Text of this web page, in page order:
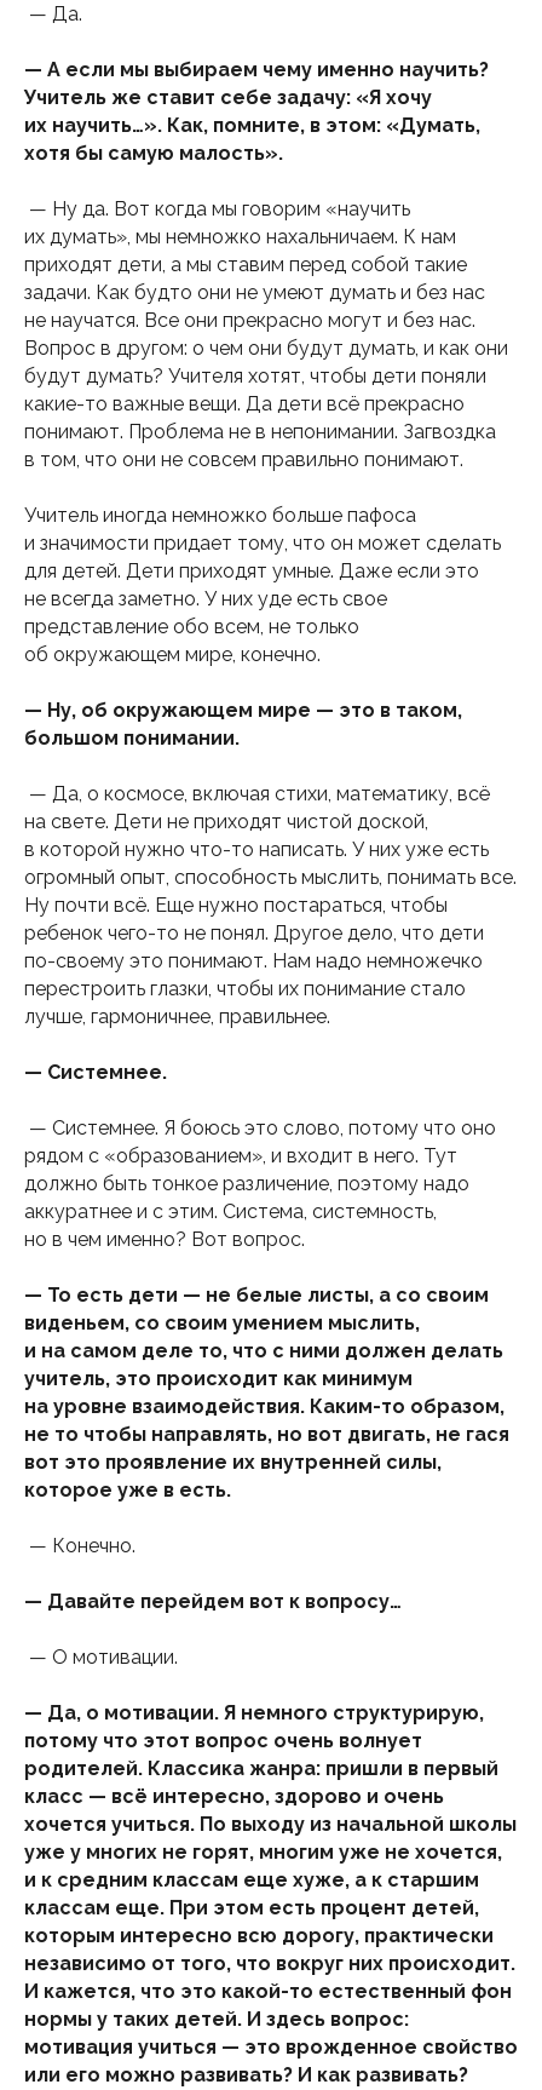
— Да.
— А если мы выбираем чему именно научить?
Учитель же ставит себе задачу: «Я хочу
их научить…». Как, помните, в этом: «Думать,
хотя бы самую малость».
— Ну да. Вот когда мы говорим «научить
их думать», мы немножко нахальничаем. К нам
приходят дети, а мы ставим перед собой такие
задачи. Как будто они не умеют думать и без нас
не научатся. Все они прекрасно могут и без нас.
Вопрос в другом: о чем они будут думать, и как они
будут думать? Учителя хотят, чтобы дети поняли
какие-то важные вещи. Да дети всё прекрасно
понимают. Проблема не в непонимании. Загвоздка
в том, что они не совсем правильно понимают.
Учитель иногда немножко больше пафоса
и значимости придает тому, что он может сделать
для детей. Дети приходят умные. Даже если это
не всегда заметно. У них уде есть свое
представление обо всем, не только
об окружающем мире, конечно.
— Ну, об окружающем мире — это в таком,
большом понимании.
— Да, о космосе, включая стихи, математику, всё
на свете. Дети не приходят чистой доской,
в которой нужно что-то написать. У них уже есть
огромный опыт, способность мыслить, понимать все.
Ну почти всё. Еще нужно постараться, чтобы
ребенок чего-то не понял. Другое дело, что дети
по-своему это понимают. Нам надо немножечко
перестроить глазки, чтобы их понимание стало
лучше, гармоничнее, правильнее.
— Системнее.
— Системнее. Я боюсь это слово, потому что оно
рядом с «образованием», и входит в него. Тут
должно быть тонкое различение, поэтому надо
аккуратнее и с этим. Система, системность,
но в чем именно? Вот вопрос.
— То есть дети — не белые листы, а со своим
виденьем, со своим умением мыслить,
и на самом деле то, что с ними должен делать
учитель, это происходит как минимум
на уровне взаимодействия. Каким-то образом,
не то чтобы направлять, но вот двигать, не гася
вот это проявление их внутренней силы,
которое уже в есть.
— Конечно.
— Давайте перейдем вот к вопросу…
— О мотивации.
— Да, о мотивации. Я немного структурирую,
потому что этот вопрос очень волнует
родителей. Классика жанра: пришли в первый
класс — всё интересно, здорово и очень
хочется учиться. По выходу из начальной школы
уже у многих не горят, многим уже не хочется,
и к средним классам еще хуже, а к старшим
классам еще. При этом есть процент детей,
которым интересно всю дорогу, практически
независимо от того, что вокруг них происходит.
И кажется, что это какой-то естественный фон
нормы у таких детей. И здесь вопрос:
мотивация учиться — это врожденное свойство
или его можно развивать? И как развивать?